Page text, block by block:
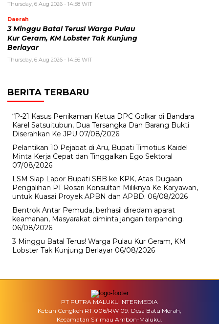
Thursday, 6 Aug 2026 - 14:58 WIT
Daerah
3 Minggu Batal Terus! Warga Pulau
Kur Geram, KM Lobster Tak Kunjung
Berlayar
Thursday, 6 Aug 2026 - 14:56 WIT
BERITA TERBARU
“P-21 Kasus Penikaman Ketua DPC Golkar di Bandara
Karel Satsuitubun, Dua Tersangka Dan Barang Bukti
Diserahkan Ke JPU 07/08/2026
Pelantikan 10 Pejabat di Aru, Bupati Timotius Kaidel
Minta Kerja Cepat dan Tinggalkan Ego Sektoral
07/08/2026
LSM Siap Lapor Bupati SBB ke KPK, Atas Dugaan
Pengalihan PT Rosari Konsultan Miliknya Ke Karyawan,
untuk Kuasai Proyek APBN dan APBD. 06/08/2026
Bentrok Antar Pemuda, berhasil diredam aparat
keamanan, Masyarakat diminta jangan terpancing.
06/08/2026
3 Minggu Batal Terus! Warga Pulau Kur Geram, KM
Lobster Tak Kunjung Berlayar 06/08/2026
PT PUTRA MALUKU INTERMEDIA
Kebun Cengkeh RT.006/RW 09. Desa Batu Merah,
Kecamatan Sirimau Ambon-Maluku.